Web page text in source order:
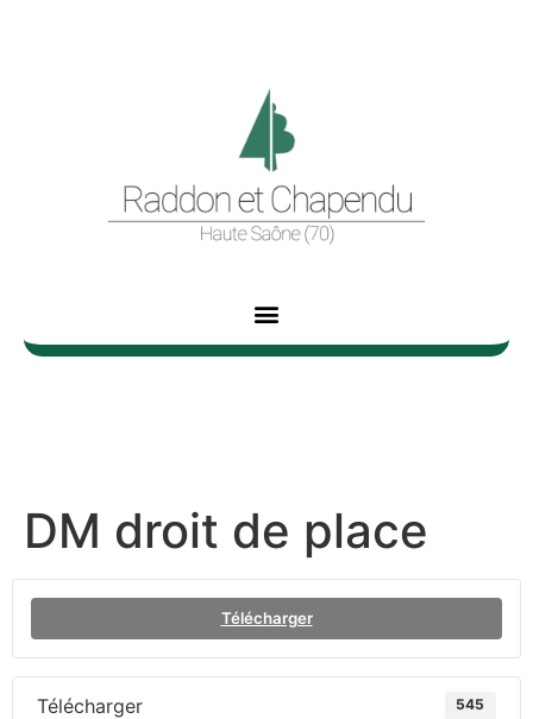
DM droit de place
Télécharger
Télécharger 545